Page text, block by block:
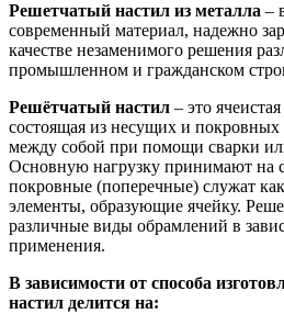
Решетчатый настил из металла –
современный материал, надежно
качестве незаменимого решения
промышленном и гражданском
Решётчатый настил – это
состоящая из несущих и
между собой при помощи сварки
Основную нагрузку принимают на
покровные (поперечные) служат
элементы, образующие ячейку.
различные виды обрамлений в
применения.
В зависимости от способа
настил делится на: